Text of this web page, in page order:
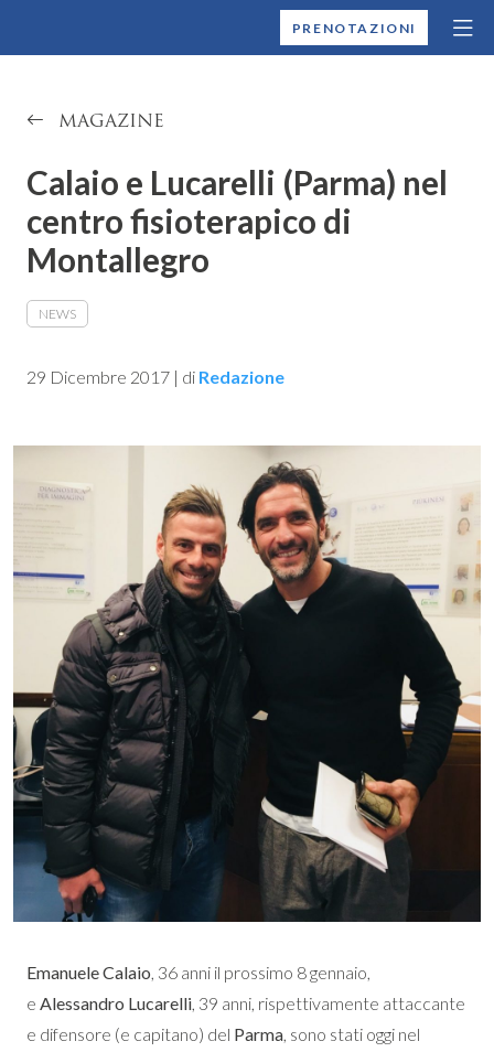
MONTALLEGROPRENOTAZIONI
MAGAZINE
Calaio e Lucarelli (Parma) nel
centro fisioterapico di
Montallegro
NEWS
29 Dicembre 2017 | di Redazione
Emanuele Calaio , 36 anni il prossimo 8 gennaio,
e Alessandro Lucarelli , 39 anni, rispettivamente attaccante
e difensore (e capitano) del Parma , sono stati oggi nel